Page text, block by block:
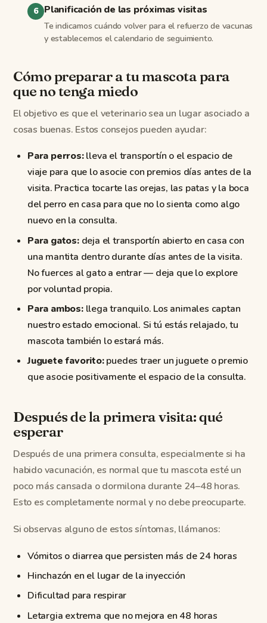
Planificación de las próximas visitas
Te indicamos cuándo volver para el refuerzo de vacunas
y establecemos el calendario de seguimiento.
Cómo preparar a tu mascota para
que no tenga miedo
El objetivo es que el veterinario sea un lugar asociado a
cosas buenas. Estos consejos pueden ayudar:
Para perros:lleva el transportín o el espacio de
viaje para que lo asocie con premios días antes de la
visita. Practica tocarte las orejas, las patas y la boca
del perro en casa para que no lo sienta como algo
nuevo en la consulta.
Para gatos:deja el transportín abierto en casa con
una mantita dentro durante días antes de la visita.
No fuerces al gato a entrar — deja que lo explore
por voluntad propia.
Para ambos:llega tranquilo. Los animales captan
nuestro estado emocional. Si tú estás relajado, tu
mascota también lo estará más.
Juguete favorito:puedes traer un juguete o premio
que asocie positivamente el espacio de la consulta.
Después de la primera visita: qué
esperar
Después de una primera consulta, especialmente si ha
habido vacunación, es normal que tu mascota esté un
poco más cansada o dormilona durante 24–48 horas.
Esto es completamente normal y no debe preocuparte.
Si observas alguno de estos síntomas, llámanos:
Vómitos o diarrea que persisten más de 24 horas
Hinchazón en el lugar de la inyección
Dificultad para respirar
Letargia extrema que no mejora en 48 horas